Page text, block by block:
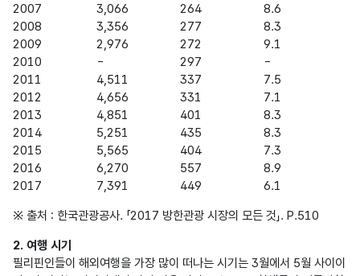
2007
3,066 264
8.6
2008
3,356 277
8.3
2009
2,976 272
9.1
2010
- 297
-
2011
4,511 337
7.5
2012
4,656 331
7.1
2013
4,851 401
8.3
2014
5,251 435
8.3
2015
5,565 404
7.3
2016
6,270 557
8.9
2017
7,391 449
6.1
※ 출처 : 한국관광공사. 「2017 방한관광 시장의 모든 것」. P.510
2. 여행 시기
필리핀인들이 해외여행을 가장 많이 떠나는 시기는 3월에서 5월 사이이